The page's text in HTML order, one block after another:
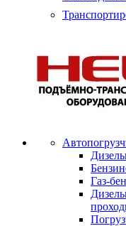
Газ-